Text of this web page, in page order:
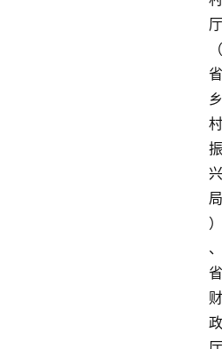
厅
（
省
乡
村
振
兴
局
）
、
省
财
政